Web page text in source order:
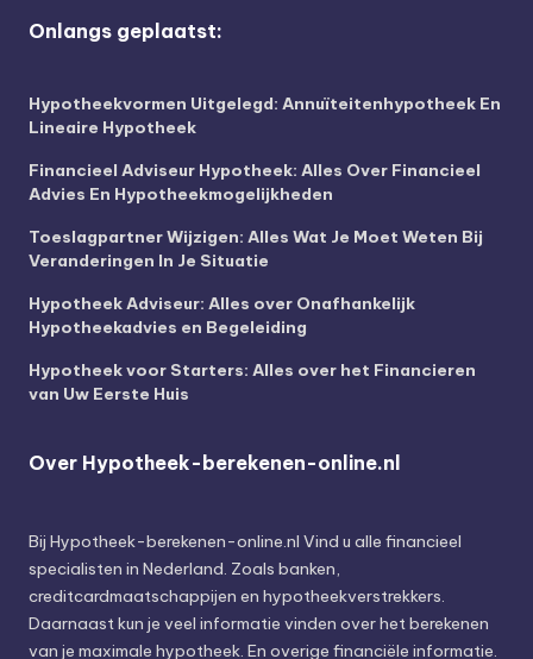
Onlangs geplaatst:
Hypotheekvormen Uitgelegd: Annuïteitenhypotheek En
Lineaire Hypotheek
Financieel Adviseur Hypotheek: Alles Over Financieel
Advies En Hypotheekmogelijkheden
Toeslagpartner Wijzigen: Alles Wat Je Moet Weten Bij
Veranderingen In Je Situatie
Hypotheek Adviseur: Alles over Onafhankelijk
Hypotheekadvies en Begeleiding
Hypotheek voor Starters: Alles over het Financieren
van Uw Eerste Huis
Over Hypotheek-berekenen-online.nl
Bij Hypotheek-berekenen-online.nl Vind u alle financieel
specialisten in Nederland. Zoals banken,
creditcardmaatschappijen en hypotheekverstrekkers.
Daarnaast kun je veel informatie vinden over het berekenen
van je maximale hypotheek. En overige financiële informatie.